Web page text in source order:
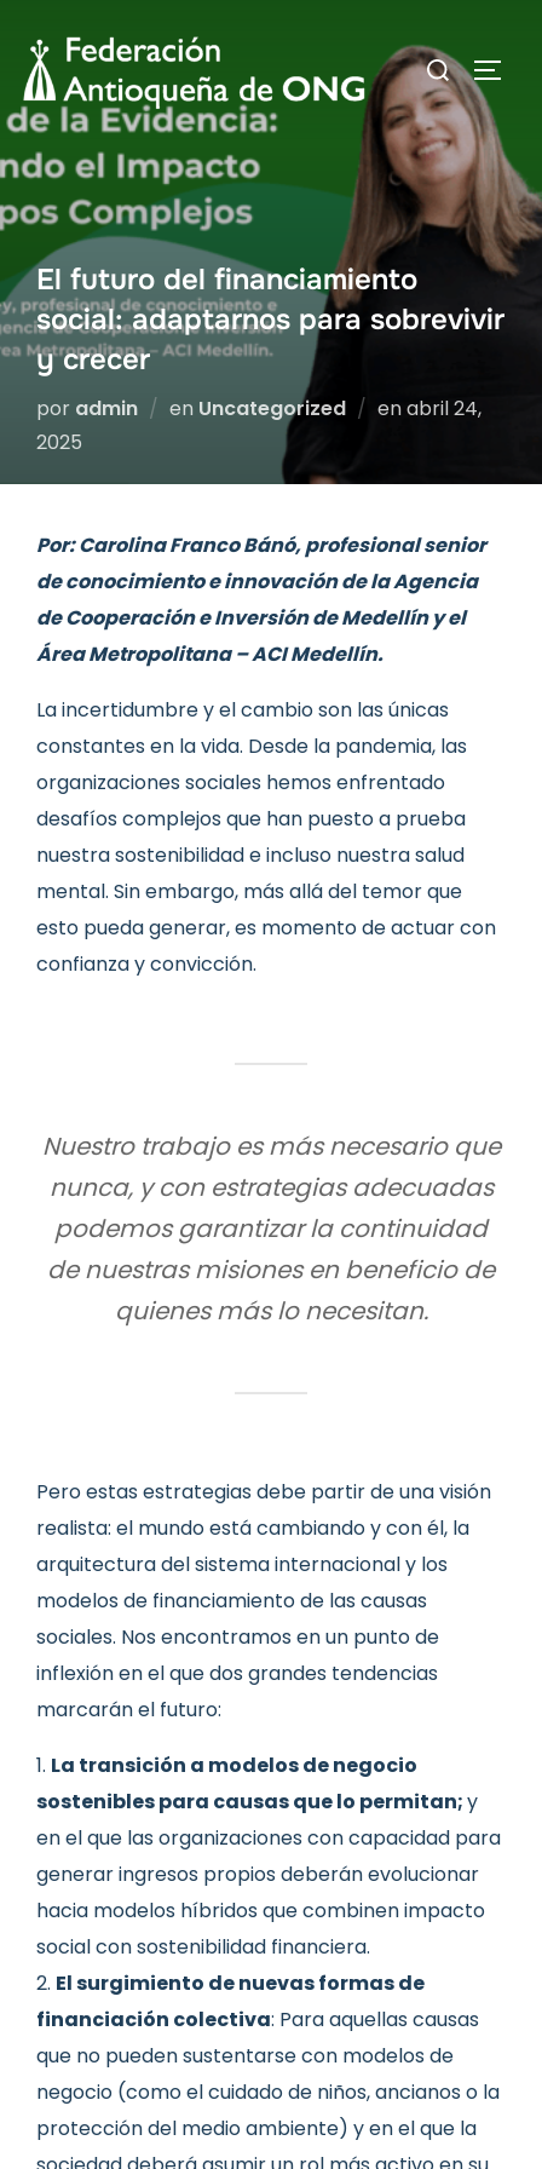
contenido
Buscar:
El futuro del financiamiento
social: adaptarnos para sobrevivir
y crecer
por admin en Uncategorized enPublicado
abril 24,
2025
Por: Carolina Franco Bánó, profesional senior
de conocimiento e innovación de la Agencia
de Cooperación e Inversión de Medellín y el
Área Metropolitana – ACI Medellín.
La incertidumbre y el cambio son las únicas
constantes en la vida. Desde la pandemia, las
organizaciones sociales hemos enfrentado
desafíos complejos que han puesto a prueba
nuestra sostenibilidad e incluso nuestra salud
mental. Sin embargo, más allá del temor que
esto pueda generar, es momento de actuar con
confianza y convicción.
Nuestro trabajo es más necesario que
nunca, y con estrategias adecuadas
podemos garantizar la continuidad
de nuestras misiones en beneficio de
quienes más lo necesitan.
Pero estas estrategias debe partir de una visión
realista: el mundo está cambiando y con él, la
arquitectura del sistema internacional y los
modelos de financiamiento de las causas
sociales. Nos encontramos en un punto de
inflexión en el que dos grandes tendencias
marcarán el futuro:
La transición a modelos de negocio
sostenibles para causas que lo permitan;y
en el que las organizaciones con capacidad para
generar ingresos propios deberán evolucionar
hacia modelos híbridos que combinen impacto
social con sostenibilidad financiera.
El surgimiento de nuevas formas de
financiación colectiva: Para aquellas causas
que no pueden sustentarse con modelos de
negocio (como el cuidado de niños, ancianos o la
protección del medio ambiente) y en el que la